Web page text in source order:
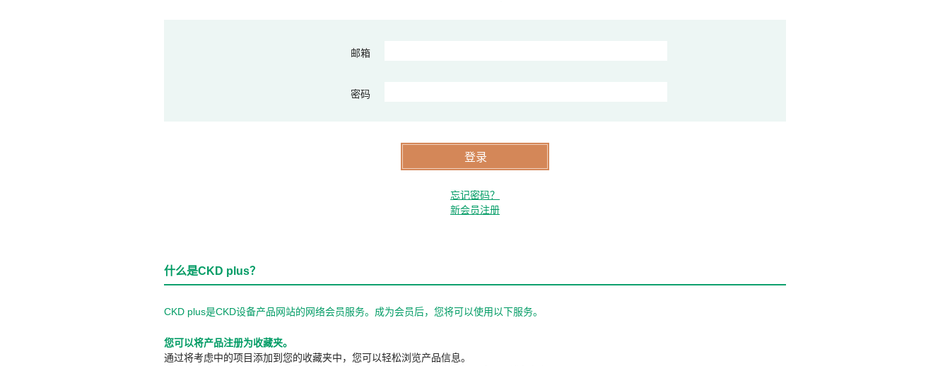
邮箱
密码
忘记密码？
新会员注册
什么是CKD plus？
CKD plus是CKD设备产品网站的网络会员服务。成为会员后，您将可以使用以下服务。
您可以将产品注册为收藏夹。
通过将考虑中的项目添加到您的收藏夹中，您可以轻松浏览产品信息。